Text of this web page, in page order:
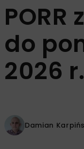
do
2026 r.
Damian